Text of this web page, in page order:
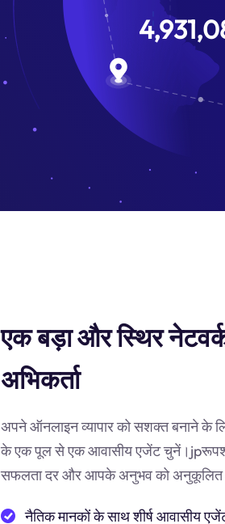
एक बड़ा और स्थिर
अभिकर्ता
अपने ऑनलाइन व्यापार को सशक्त बनाने के
के एक पूल से एक आवासीय एजेंट चुनें। jp
सफलता दर और आपके अनुभव को अनुकूलित
नैतिक मानकों के साथ शीर्ष आवासीय